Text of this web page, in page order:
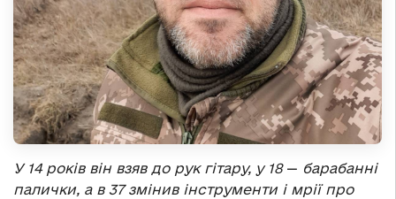
У 14 років він взяв до рук гітару, у 18 — барабанні
палички, а в 37 змінив інструменти і мрії про